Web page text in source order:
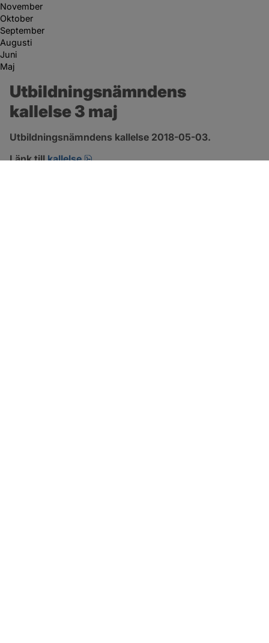
November
Oktober
September
Augusti
Juni
Maj
Utbildningsnämndens
kallelse 3 maj
Utbildningsnämndens kallelse 2018-05-03.
Länk till kallelse pdf.